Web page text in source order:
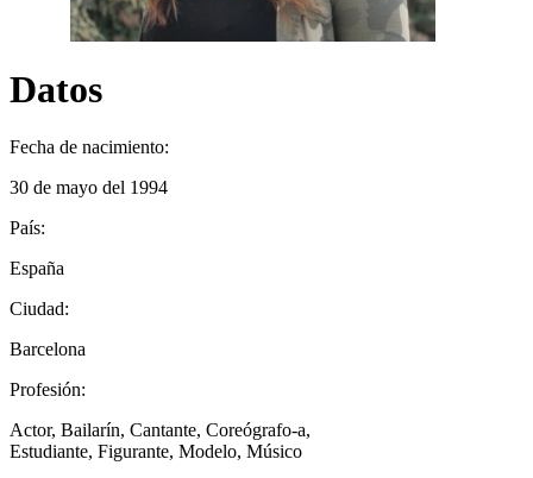
Datos
Fecha de nacimiento:
30 de mayo del 1994
País:
España
Ciudad:
Barcelona
Profesión:
Actor, Bailarín, Cantante, Coreógrafo-a,
Estudiante, Figurante, Modelo, Músico